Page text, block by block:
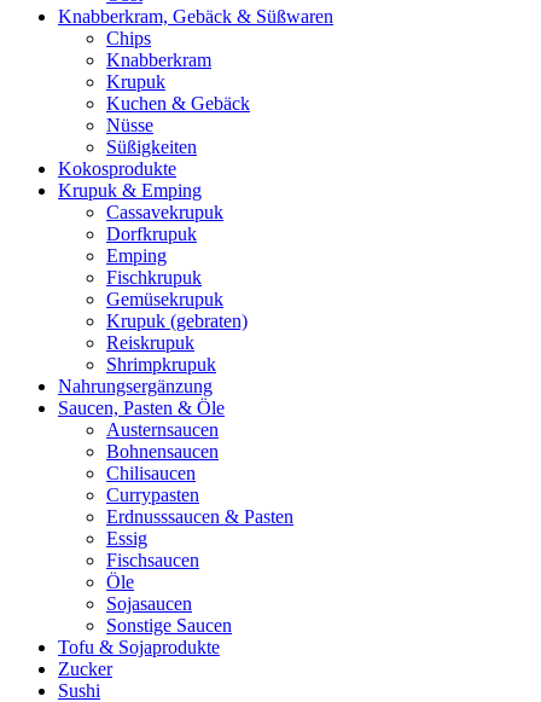
Knabberkram, Gebäck & Süßwaren
Chips
Knabberkram
Krupuk
Kuchen & Gebäck
Nüsse
Süßigkeiten
Kokosprodukte
Krupuk & Emping
Cassavekrupuk
Dorfkrupuk
Emping
Fischkrupuk
Gemüsekrupuk
Krupuk (gebraten)
Reiskrupuk
Shrimpkrupuk
Nahrungsergänzung
Saucen, Pasten & Öle
Austernsaucen
Bohnensaucen
Chilisaucen
Currypasten
Erdnusssaucen & Pasten
Essig
Fischsaucen
Öle
Sojasaucen
Sonstige Saucen
Tofu & Sojaprodukte
Zucker
Sushi